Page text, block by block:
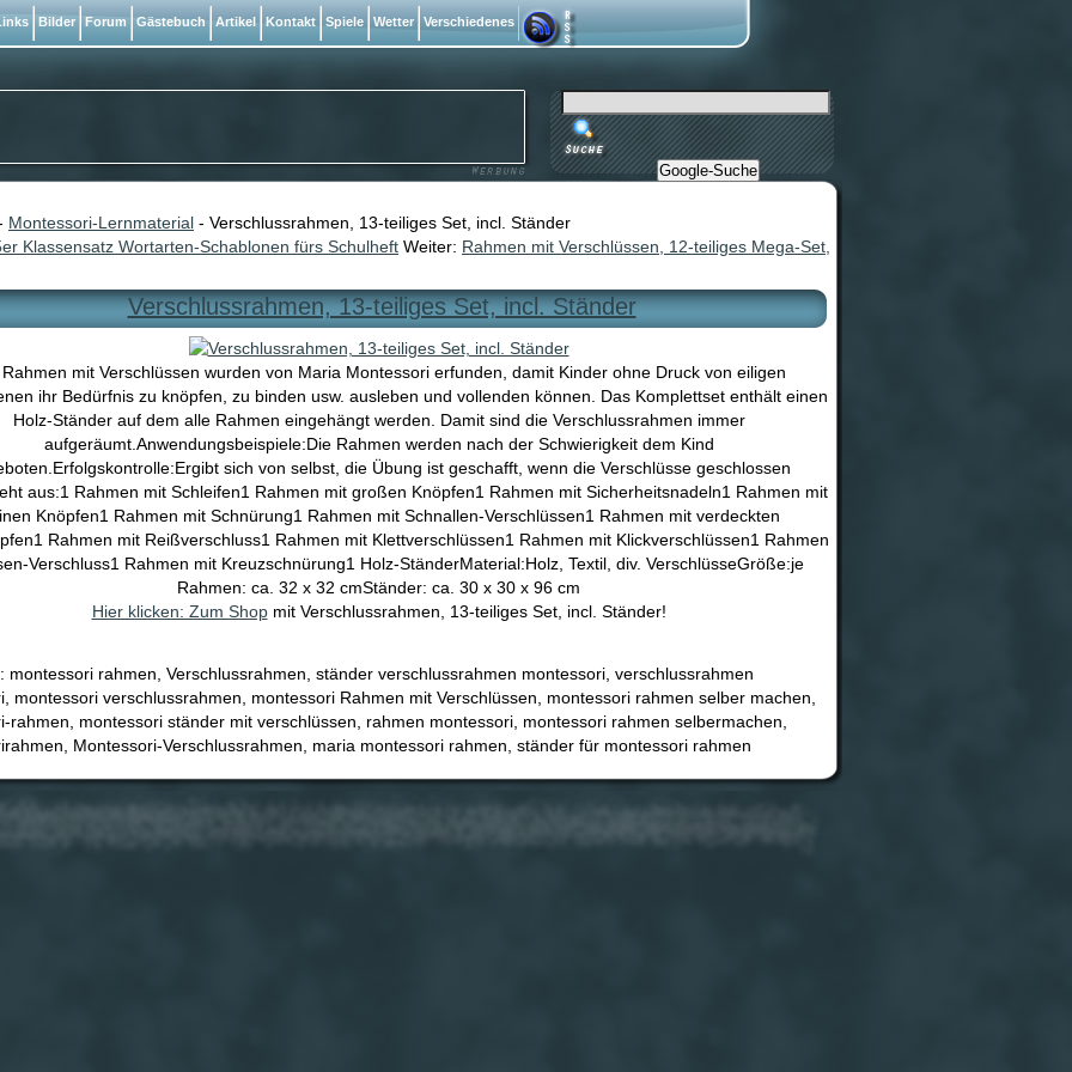
Montessori-Lernmaterial - Verschlussrahmen, 13-teiliges Set, incl. Ständer
Klassensatz Wortarten-Schablonen fürs Schulheft Weiter: Rahmen mit Verschlüssen, 12-teiliges Mega-Set,
Verschlussrahmen, 13-teiliges Set, incl. Ständer
Rahmen mit Verschlüssen wurden von Maria Montessori erfunden, damit Kinder ohne Druck von eiligen
ihr Bedürfnis zu knöpfen, zu binden usw. ausleben und vollenden können. Das Komplettset enthält einen
Holz-Ständer auf dem alle Rahmen eingehängt werden. Damit sind die Verschlussrahmen immer
aufgeräumt.Anwendungsbeispiele:Die Rahmen werden nach der Schwierigkeit dem Kind
sich von selbst, die Übung ist geschafft, wenn die Verschlüsse geschlossen
aus:1 Rahmen mit Schleifen1 Rahmen mit großen Knöpfen1 Rahmen mit Sicherheitsnadeln1 Rahmen mit
Knöpfen1 Rahmen mit Schnürung1 Rahmen mit Schnallen-Verschlüssen1 Rahmen mit verdeckten
Rahmen mit Reißverschluss1 Rahmen mit Klettverschlüssen1 Rahmen mit Klickverschlüssen1 Rahmen
Verschluss1 Rahmen mit Kreuzschnürung1 Holz-StänderMaterial:Holz, Textil, div. VerschlüsseGröße:je
Rahmen: ca. 32 x 32 cmStänder: ca. 30 x 30 x 96 cm
Hier klicken: Zum Shopmit Verschlussrahmen, 13-teiliges Set, incl. Ständer!
montessori rahmen, Verschlussrahmen, ständer verschlussrahmen montessori, verschlussrahmen
montessori verschlussrahmen, montessori Rahmen mit Verschlüssen, montessori rahmen selber machen,
rahmen, montessori ständer mit verschlüssen, rahmen montessori, montessori rahmen selbermachen,
Montessori-Verschlussrahmen, maria montessori rahmen, ständer für montessori rahmen
Bilder Forum Gästebuch Artikel Kontakt Spiele Wetter Verschiedenes
Google-Suche